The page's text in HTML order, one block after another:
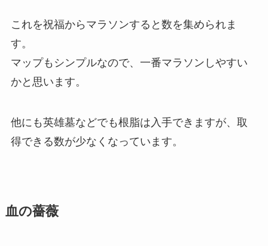
これを祝福からマラソンすると数を集められま
す。
マップもシンプルなので、一番マラソンしやすい
かと思います。
他にも英雄墓などでも根脂は入手できますが、取
得できる数が少なくなっています。
血の薔薇